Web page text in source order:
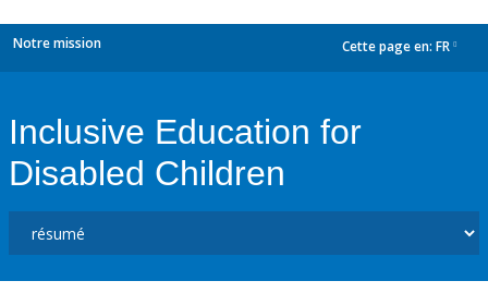
Notre mission Cette page en: FR
Inclusive Education for
Disabled Children